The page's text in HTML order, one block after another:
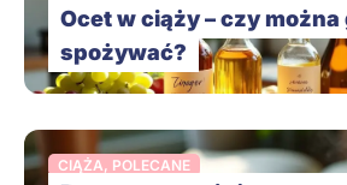
Ocet w ciąży – czy można
spożywać?
CIĄŻA, POLECANE